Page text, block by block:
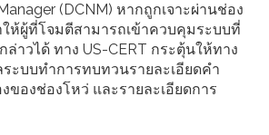
(DCNM) หากถูกเจาะผ่านช่อง
ห้ผู้ที่โจมตีสามารถเข้าควบคุมระบบที่
าวได้ ทาง US-CERT กระตุ้นให้ทาง
ะบบทำการทบทวนรายละเอียดคำ
ของช่องโหว่ และรายละเอียดการ